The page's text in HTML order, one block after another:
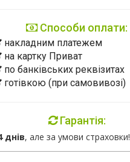
Способи оплати:
накладним платежем
на картку Приват
по банківських реквізитах
готівкою (при самовивозі)
Гарантія:
днів, але за умови страховки!